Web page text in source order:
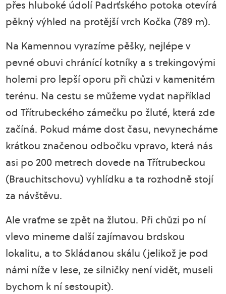
přes hluboké údolí Padrťského potoka otevírá
pěkný výhled na protější vrch Kočka (789 m).
Na Kamennou vyrazíme pěšky, nejlépe v
pevné obuvi chránící kotníky a s trekingovými
holemi pro lepší oporu při chůzi v kamenitém
terénu. Na cestu se můžeme vydat například
od Třítrubeckého zámečku po žluté, která zde
začíná. Pokud máme dost času, nevynecháme
krátkou značenou odbočku vpravo, která nás
asi po 200 metrech dovede na Třítrubeckou
(Brauchitschovu) vyhlídku a ta rozhodně stojí
za návštěvu.
Ale vraťme se zpět na žlutou. Při chůzi po ní
vlevo mineme další zajímavou brdskou
lokalitu, a to Skládanou skálu (jelikož je pod
námi níže v lese, ze silničky není vidět, museli
bychom k ní sestoupit).